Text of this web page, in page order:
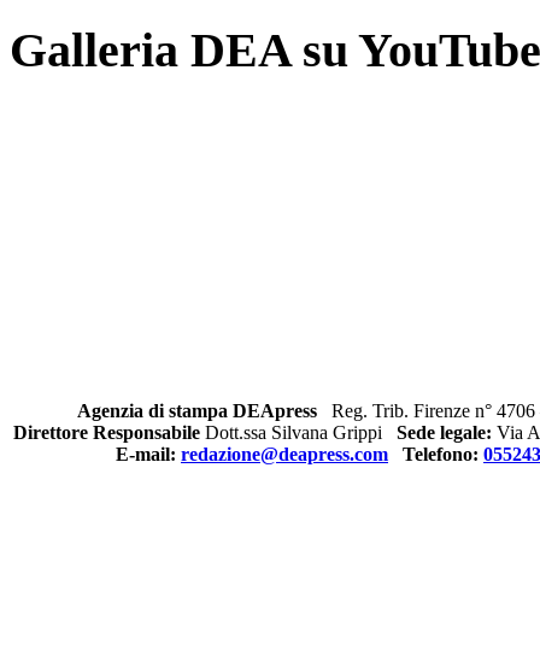
Galleria DEA su YouTube
Agenzia di stampa DEApress Reg. Trib. Firenze n° 4706
Direttore Responsabile Dott.ssa Silvana Grippi Sede legale: Via
E-mail: redazione@deapress.com Telefono: